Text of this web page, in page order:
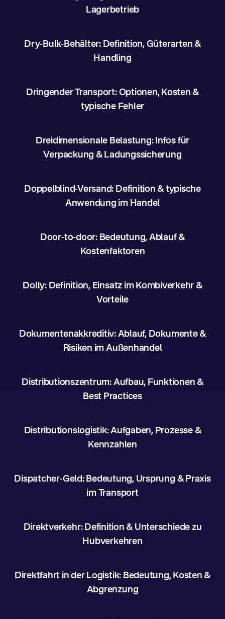
Lagerbetrieb
Dry-Bulk-Behälter: Definition, Güterarten &
Handling
Dringender Transport: Optionen, Kosten &
typische Fehler
Dreidimensionale Belastung: Infos für
Verpackung & Ladungssicherung
Doppelblind-Versand: Definition & typische
Anwendung im Handel
Door-to-door: Bedeutung, Ablauf &
Kostenfaktoren
Dolly: Definition, Einsatz im Kombiverkehr &
Vorteile
Dokumentenakkreditiv: Ablauf, Dokumente &
Risiken im Außenhandel
Distributionszentrum: Aufbau, Funktionen &
Best Practices
Distributionslogistik: Aufgaben, Prozesse &
Kennzahlen
Dispatcher-Geld: Bedeutung, Ursprung & Praxis
im Transport
Direktverkehr: Definition & Unterschiede zu
Hubverkehren
Direktfahrt in der Logistik: Bedeutung, Kosten &
Abgrenzung